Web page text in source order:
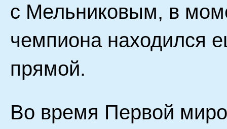
с Мельниковым, в
чемпиона находился
прямой.
Во время Первой